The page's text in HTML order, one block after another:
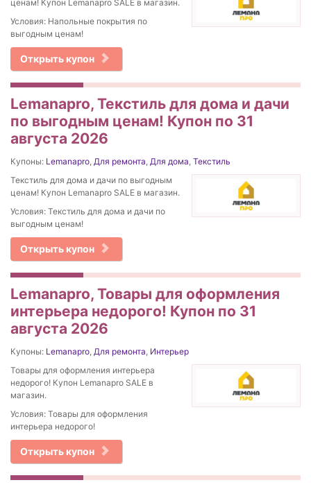
ценам! Купон Lemanapro SALE в магазин.
Условия: Напольные покрытия по
выгодным ценам!
Открыть купон
Lemanapro, Текстиль для дома и дачи
по выгодным ценам! Купон по 31
августа 2026
Купоны: Lemanapro, Для ремонта, Для дома, Текстиль
Текстиль для дома и дачи по выгодным
ценам! Купон Lemanapro SALE в магазин.
Условия: Текстиль для дома и дачи по
выгодным ценам!
Открыть купон
Lemanapro, Товары для оформления
интерьера недорого! Купон по 31
августа 2026
Купоны: Lemanapro, Для ремонта, Интерьер
Товары для оформления интерьера
недорого! Купон Lemanapro SALE в
магазин.
Условия: Товары для оформления
интерьера недорого!
Открыть купон